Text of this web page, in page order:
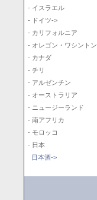
- イスラエル
- ドイツ->
- カリフォルニア
- オレゴン・ワシントン
- カナダ
- チリ
- アルゼンチン
- オーストラリア
- ニュージーランド
- 南アフリカ
- モロッコ
- 日本
日本酒->